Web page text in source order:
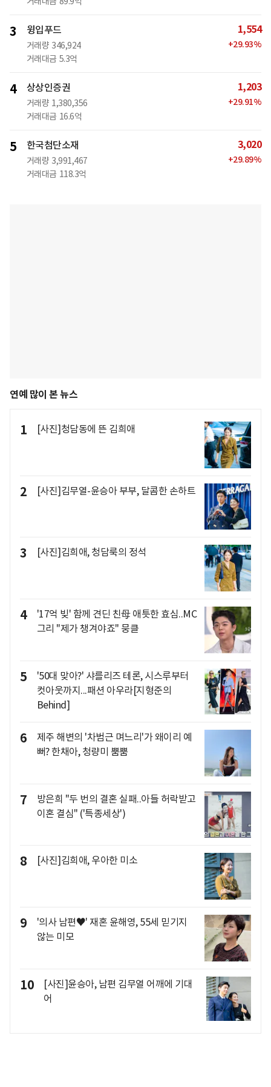
3 윙입푸드
거래량 346,924
거래대금 5.3억
1,554
+29.93%
4 상상인증권
거래량 1,380,356
거래대금 16.6억
1,203
+29.91%
5 한국첨단소재
거래량 3,991,467
거래대금 118.3억
3,020
+29.89%
연예 많이 본 뉴스
1 [사진]청담동에 뜬 김희애
2 [사진]김무열-윤승아 부부, 달콤한 손하트
3 [사진]김희애, 청담룩의 정석
4
'17억 빚' 함께 견딘 친母 애틋한 효심..MC
그리 "제가 챙겨야죠" 뭉클
5
'50대 맞아?' 샤를리즈 테론, 시스루부터
컷아웃까지...패션 아우라[지형준의
Behind]
6
제주 해변의 '차범근 며느리'가 왜이리 예
뻐? 한채아, 청량미 뿜뿜
7
방은희 "두 번의 결혼 실패..아들 허락받고
이혼 결심" ('특종세상')
8 [사진]김희애, 우아한 미소
9
'의사 남편♥' 재혼 윤해영, 55세 믿기지
않는 미모
10
[사진]윤승아, 남편 김무열 어깨에 기대
어